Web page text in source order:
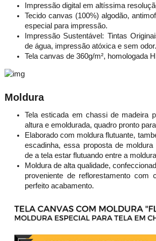
Impressão digital em altíssima
Tecido canvas (100%) algodão,
especial para impressão.
Impressão Sustentável: Tintas
de água, impressão atóxica e sem odor.
Tela canvas de 360g/m², homologada
Moldura
Tela esticada em chassi de madeira
altura e emoldurada, quadro pronto
Elaborado com moldura flutuante,
escadinha, essa proposta de
de a tela estar flutuando entre a moldura
Moldura de alta qualidade,
proveniente de reflorestamento com
perfeito acabamento.